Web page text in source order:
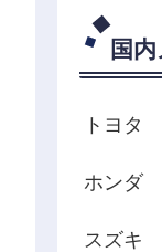
国
トヨタ
ホンダ
スズキ